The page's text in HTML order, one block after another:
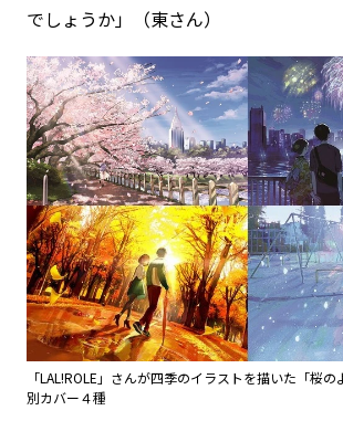
でしょうか」（東さん）
「LAL!ROLE」さんが四季のイラストを描いた「桜
別カバー４種